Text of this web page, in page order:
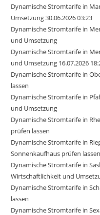
Dynamische Stromtarife in
Umsetzung 30.06.2026 03:23
Dynamische Stromtarife in
und Umsetzung
Dynamische Stromtarife in
und Umsetzung 16.07.2026
Dynamische Stromtarife in
lassen
Dynamische Stromtarife in
und Umsetzung
Dynamische Stromtarife in
prüfen lassen
Dynamische Stromtarife in
Sonnenkaufhaus prüfen lassen
Dynamische Stromtarife in
Wirtschaftlichkeit und
Dynamische Stromtarife in
lassen
Dynamische Stromtarife in